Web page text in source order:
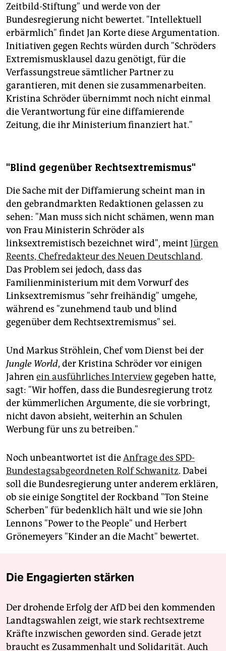
Zeitbild-Stiftung" und werde von der
Bundesregierung nicht bewertet. "Intellektuell
erbärmlich" findet Jan Korte diese Argumentation.
Initiativen gegen Rechts würden durch "Schröders
Extremismusklausel dazu genötigt, für die
Verfassungstreue sämtlicher Partner zu
garantieren, mit denen sie zusammenarbeiten.
Kristina Schröder übernimmt noch nicht einmal
die Verantwortung für eine diffamierende
Zeitung, die ihr Ministerium finanziert hat."
"Blind gegenüber Rechtsextremismus"
Die Sache mit der Diffamierung scheint man in
den gebrandmarkten Redaktionen gelassen zu
sehen: "Man muss sich nicht schämen, wenn man
von Frau Ministerin Schröder als
linksextremistisch bezeichnet wird", meint Jürgen
Reents, Chefredakteur des Neuen Deutschland.
Das Problem sei jedoch, dass das
Familienministerium mit dem Vorwurf des
Linksextremismus "sehr freihändig" umgehe,
während es "zunehmend taub und blind
gegenüber dem Rechtsextremismus" sei.
Und Markus Ströhlein, Chef vom Dienst bei der
Jungle World, der Kristina Schröder vor einigen
Jahren ein ausführliches Interview gegeben hatte,
sagt: "Wir hoffen, dass die Bundesregierung trotz
der kümmerlichen Argumente, die sie vorbringt,
nicht davon absieht, weiterhin an Schulen
Werbung für uns zu betreiben."
Noch unbeantwortet ist dieAnfrage des SPD-
Bundestagsabgeordneten Rolf Schwanitz. Dabei
soll die Bundesregierung unter anderem erklären,
ob sie einige Songtitel der Rockband "Ton Steine
Scherben" für bedenklich hält und wie sie John
Lennons "Power to the People" und Herbert
Grönemeyers "Kinder an die Macht" bewertet.
Die Engagierten stärken
Der drohende Erfolg der AfD bei den kommenden
Landtagswahlen zeigt, wie stark rechtsextreme
Kräfte inzwischen geworden sind. Gerade jetzt
braucht es Zusammenhalt und Solidarität. Auch